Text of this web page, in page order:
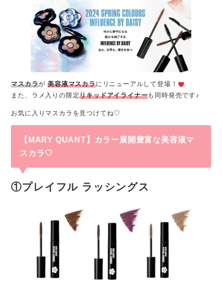
マスカラが美容液マスカラにリニューアルして登場！
また、ラメ入りの限定リキッドアイライナーも同時発売です♪
お気に入りマスカラを見つけてね♡
【MARY QUANT】カラー展開豊富な美容液マ
スカラ♡
①プレイフル ラッシングス